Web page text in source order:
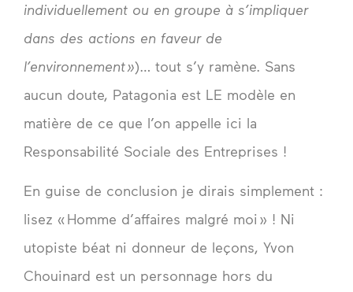
individuellement ou en groupe à s’impliquer
dans des actions en faveur de
l’environnement »)… tout s’y ramène. Sans
aucun doute, Patagonia est LE modèle en
matière de ce que l’on appelle ici la
Responsabilité Sociale des Entreprises !
En guise de conclusion je dirais simplement :
lisez « Homme d’affaires malgré moi » ! Ni
utopiste béat ni donneur de leçons, Yvon
Chouinard est un personnage hors du